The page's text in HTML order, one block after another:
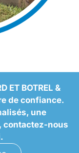
ET BOTREL &
de confiance.
une
contactez-nous